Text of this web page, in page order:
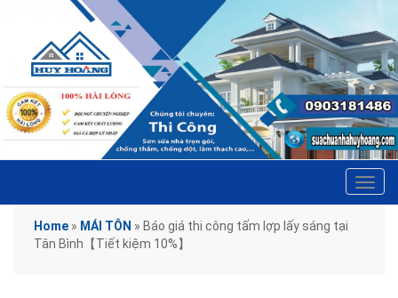
Home » MÁI TÔN » Báo giá thi công tấm lợp lấy sáng tại
Tân Bình【Tiết kiệm 10%】